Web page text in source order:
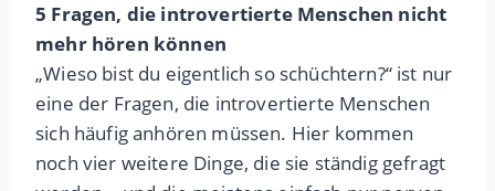
5 Fragen, die introvertierte Menschen nicht
mehr hören können
„Wieso bist du eigentlich so schüchtern?“ ist nur
eine der Fragen, die introvertierte Menschen
sich häufig anhören müssen. Hier kommen
noch vier weitere Dinge, die sie ständig gefragt